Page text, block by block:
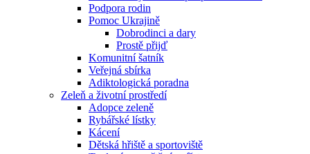
Podpora rodin
Pomoc Ukrajině
Dobrodinci a dary
Prostě přijď
Komunitní šatník
Veřejná sbírka
Adiktologická poradna
Zeleň a životní prostředí
Adopce zeleně
Rybářské lístky
Kácení
Dětská hřiště a sportoviště